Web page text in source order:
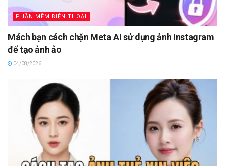
PHẦN MỀM ĐIỆN THOẠI
Mách bạn cách chặn Meta AI sử dụng ảnh Instagram
để tạo ảnh ảo
04/08/2026